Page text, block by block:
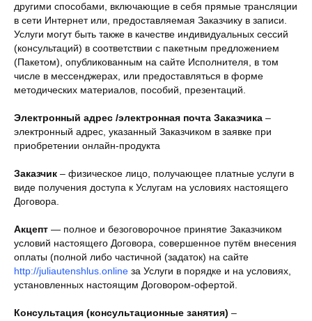
другими способами, включающие в себя прямые трансляции
в сети Интернет или, предоставляемая Заказчику в записи.
Услуги могут быть также в качестве индивидуальных сессий
(консультаций) в соответствии с пакетным предложением
(Пакетом), опубликованным на сайте Исполнителя, в том
числе в мессенджерах, или предоставляться в форме
методических материалов, пособий, презентаций.
Электронный адрес /электронная почта Заказчика –
электронный адрес, указанный Заказчиком в заявке при
приобретении онлайн-продукта
Заказчик – физическое лицо, получающее платные услуги в
виде получения доступа к Услугам на условиях настоящего
Договора.
Акцепт — полное и безоговорочное принятие Заказчиком
условий настоящего Договора, совершенное путём внесения
оплаты (полной либо частичной (задаток) на сайте
http://juliautenshlus.online за Услуги в порядке и на условиях,
установленных настоящим Договором-офертой.
Консультация (консультационные занятия) –